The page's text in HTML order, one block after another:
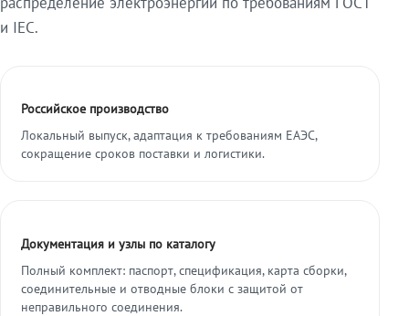
и IEC.
Российское производство
Локальный выпуск, адаптация к требованиям ЕАЭС,
сокращение сроков поставки и логистики.
Документация и узлы по каталогу
Полный комплект: паспорт, спецификация, карта сборки,
соединительные и отводные блоки с защитой от
неправильного соединения.